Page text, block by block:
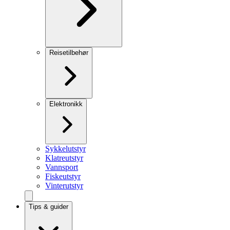
Reisetilbehør
Elektronikk
Sykkelutstyr
Klatreutstyr
Vannsport
Fiskeutstyr
Vinterutstyr
Tips & guider